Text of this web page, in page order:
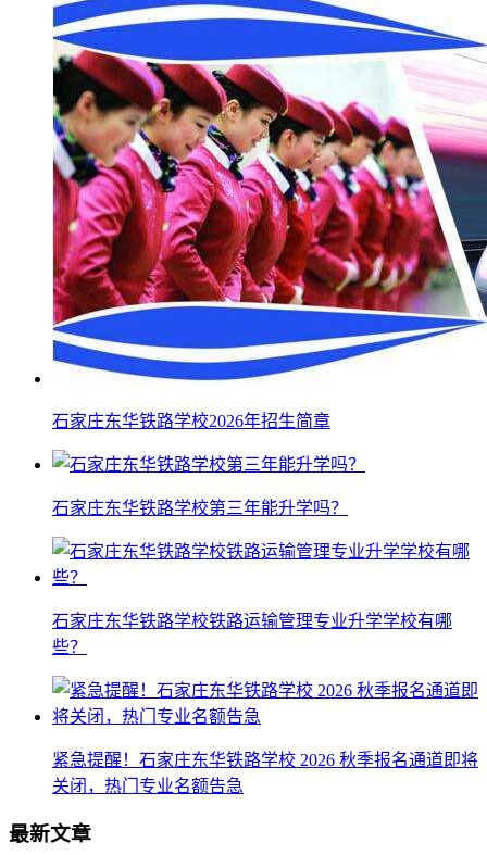
石家庄东华铁路学校2026年招生简章
石家庄东华铁路学校第三年能升学吗？
石家庄东华铁路学校铁路运输管理专业升学学校有哪
些？
紧急提醒！石家庄东华铁路学校 2026 秋季报名通道即将
关闭，热门专业名额告急
最新文章